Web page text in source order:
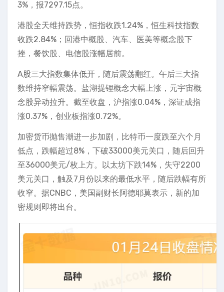
3%，报7297.15点。
港股全天维持跌势，恒指收跌1.24%，恒生科技指数
收跌2.84%；回港中概股、汽车、医美等概念股下
挫，餐饮股、电信股涨幅居前。
A股三大指数集体低开，随后震荡翻红。午后三大指
数维持窄幅震荡。盐湖提锂概念大幅上涨，元宇宙概
念股异动拉升。截至收盘，沪指涨0.04%，深证成指
涨0.37%，创业板指涨0.72%。
加密货币抛售潮进一步加剧，比特币一度跌至六个月
低点，跌幅超过8%，下破33000美元关口，随后回升
至36000美元/枚上方。以太坊下跌14%，失守2200
美元关口，触及7月份以来的最低水平，随后跌幅有所
收窄。据CNBC，美国副财长阿德耶莫表示，新的加
密规则即将出台。